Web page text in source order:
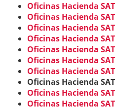
Oficinas Hacienda
Oficinas Hacienda
Oficinas Hacienda
Oficinas Hacienda
Oficinas Hacienda
Oficinas Hacienda
Oficinas Hacienda
Oficinas Hacienda
Oficinas Hacienda SAT
Oficinas Hacienda